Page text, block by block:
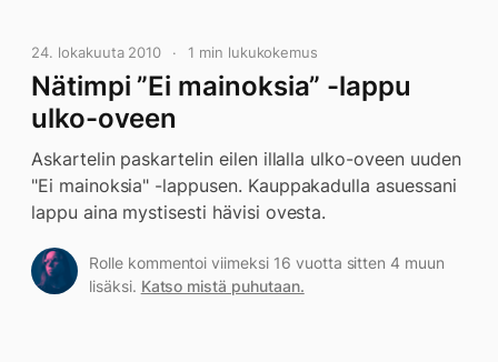
24. lokakuuta 2010 1 min lukukokemus
Nätimpi ”Ei mainoksia” -lappu
ulko-oveen
Askartelin paskartelin eilen illalla ulko-oveen uuden
"Ei mainoksia" -lappusen. Kauppakadulla asuessani
lappu aina mystisesti hävisi ovesta.
Rolle kommentoi viimeksi 16 vuotta sitten 4 muun
lisäksi. Katso mistä puhutaan.